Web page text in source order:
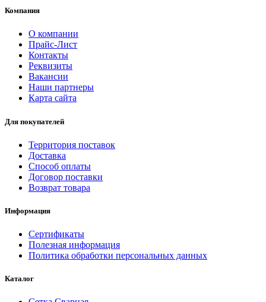
Компания
О компании
Прайс-Лист
Контакты
Реквизиты
Вакансии
Наши партнеры
Карта сайта
Для покупателей
Территория поставок
Доставка
Способ оплаты
Договор поставки
Возврат товара
Информация
Сертификаты
Полезная информация
Политика обработки персональных данных
Каталог